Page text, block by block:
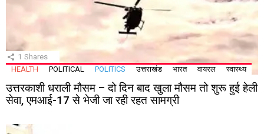
1 Shares
HEALTH
POLITICAL POLITICS उत्तराखंड भारत वायरल स्वास्थ्य
उत्तरकाशी धराली मौसम – दो दिन बाद खुला मौसम तो शुरू हुई हेली
सेवा, एमआई-17 से भेजी जा रही रहत सामग्री